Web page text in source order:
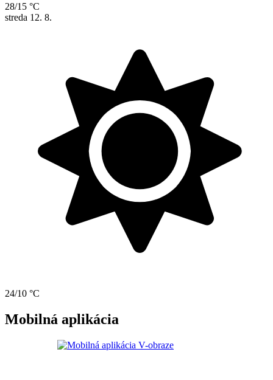
28/15 °C
streda 12. 8.
24/10 °C
Mobilná aplikácia